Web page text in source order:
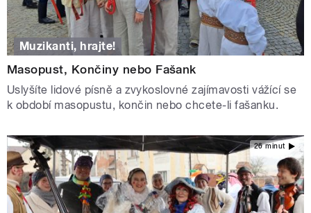
Muzikanti, hrajte!
Masopust, Končiny nebo Fašank
Uslyšíte lidové písně a zvykoslovné zajímavosti vážící se
k období masopustu, končin nebo chcete-li fašanku.
26 minut